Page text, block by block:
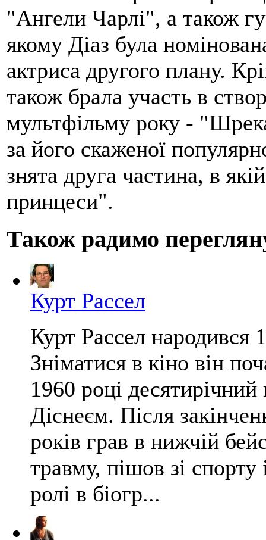
"Ангели Чарлі", а також
якому Діаз була
актриса другого плану.
також брала участь в
мультфільму року -
за його скаженої
знята друга частина, в
принцеси".
Також радимо
Курт Рассел
Курт Рассел
Зніматися в кіно він
1960 році
Діснеєм. Після
років грав в нижчій
травму, пішов зі спорту
ролі в біогр...